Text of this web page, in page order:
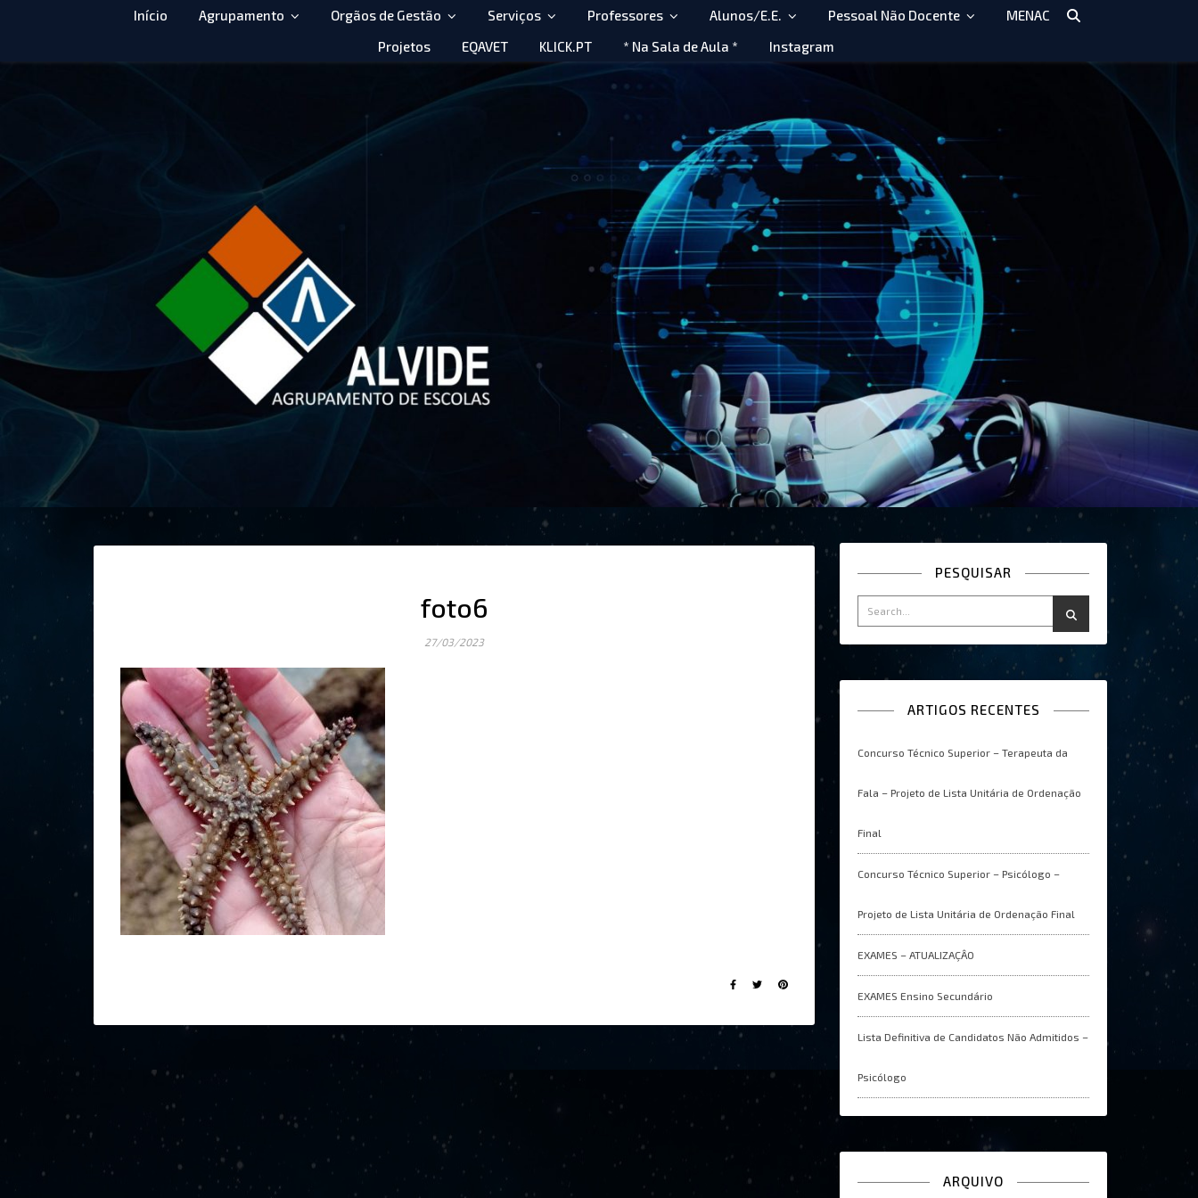
Início Agrupamento Orgãos de Gestão Serviços Professores Alunos/E.E. Pessoal Não Docente
MENAC
Projetos
EQAVET KLICK.PT * Na Sala de Aula * Instagram
foto6
27/03/2023
PESQUISAR
ARTIGOS RECENTES
Concurso Técnico Superior – Terapeuta da
Fala – Projeto de Lista Unitária de Ordenação
Final
Concurso Técnico Superior – Psicólogo –
Projeto de Lista Unitária de Ordenação Final
EXAMES – ATUALIZAÇÂO
EXAMES Ensino Secundário
Lista Definitiva de Candidatos Não Admitidos –
Psicólogo
ARQUIVO